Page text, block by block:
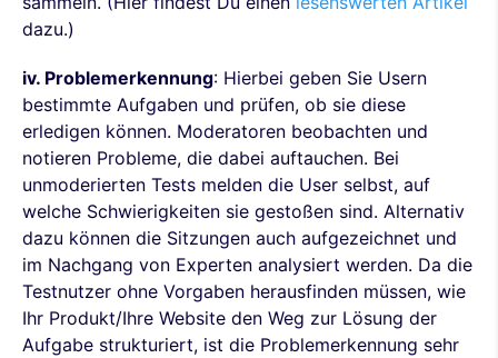
dazu.)
iv. Problemerkennung: Hierbei geben Sie Usern
bestimmte Aufgaben und prüfen, ob sie diese
erledigen können. Moderatoren beobachten und
notieren Probleme, die dabei auftauchen. Bei
unmoderierten Tests melden die User selbst, auf
welche Schwierigkeiten sie gestoßen sind. Alternativ
dazu können die Sitzungen auch aufgezeichnet und
im Nachgang von Experten analysiert werden. Da die
Testnutzer ohne Vorgaben herausfinden müssen, wie
Ihr Produkt/Ihre Website den Weg zur Lösung der
Aufgabe strukturiert, ist die Problemerkennung sehr